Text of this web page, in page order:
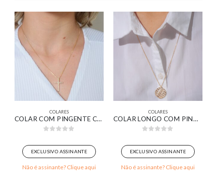
COLARES
COLAR COM PINGENTE CRUZ CRAVEJADO BANHADO EM OURO 18K
EXCLUSIVO ASSINANTE
Não é assinante? Clique aqui
COLARES
COLAR LONGO COM PINGENTE REDONDO FIOS LISOS E CRAVEJADOS BANHADO EM OURO 18K
EXCLUSIVO ASSINANTE
Não é assinante? Clique aqui